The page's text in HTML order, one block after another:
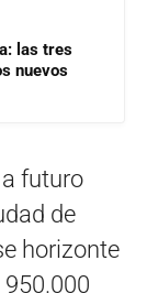
las tres
nuevos
futuro
de
horizonte